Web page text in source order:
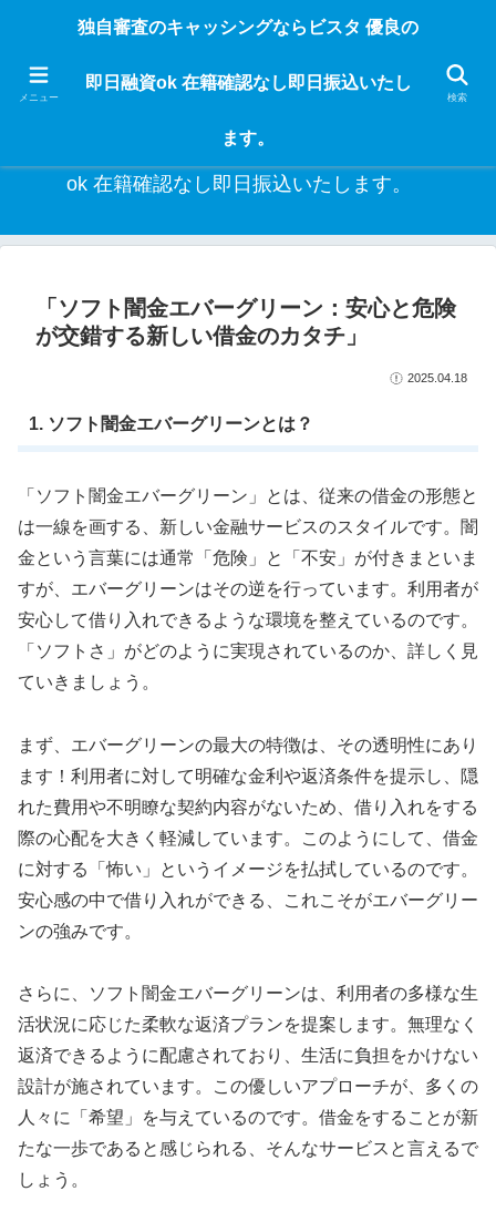
独自審査のフリーローンならビスタなら24時間365日 在籍確認なしで借りれる
な入用があっても安心！融資率97％！仕事をしている人ならブラックでも給料
日返済の１ヶ月融資で借りられるから安心！
独自審査のキャッシングならビスタ 優良の即日融資
ok 在籍確認なし即日振込いたします。
「ソフト闇金エバーグリーン：安心と危険
が交錯する新しい借金のカタチ」
2025.04.18
1. ソフト闇金エバーグリーンとは？
「ソフト闇金エバーグリーン」とは、従来の借金の形態と
は一線を画する、新しい金融サービスのスタイルです。闇
金という言葉には通常「危険」と「不安」が付きまといま
すが、エバーグリーンはその逆を行っています。利用者が
安心して借り入れできるような環境を整えているのです。
「ソフトさ」がどのように実現されているのか、詳しく見
ていきましょう。
まず、エバーグリーンの最大の特徴は、その透明性にあり
ます！利用者に対して明確な金利や返済条件を提示し、隠
れた費用や不明瞭な契約内容がないため、借り入れをする
際の心配を大きく軽減しています。このようにして、借金
に対する「怖い」というイメージを払拭しているのです。
安心感の中で借り入れができる、これこそがエバーグリー
ンの強みです。
さらに、ソフト闇金エバーグリーンは、利用者の多様な生
活状況に応じた柔軟な返済プランを提案します。無理なく
返済できるように配慮されており、生活に負担をかけない
設計が施されています。この優しいアプローチが、多くの
人々に「希望」を与えているのです。借金をすることが新
たな一歩であると感じられる、そんなサービスと言えるで
しょう。
メニュー
独自審査のキャッシングならビスタ 優良の
即日融資ok 在籍確認なし即日振込いたし
ます。
検索